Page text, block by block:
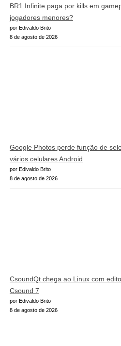
BR1 Infinite paga por kills em
jogadores menores?
por Edivaldo Brito
8 de agosto de 2026
Google Photos perde função de
vários celulares Android
por Edivaldo Brito
8 de agosto de 2026
CsoundQt chega ao Linux com
Csound 7
por Edivaldo Brito
8 de agosto de 2026